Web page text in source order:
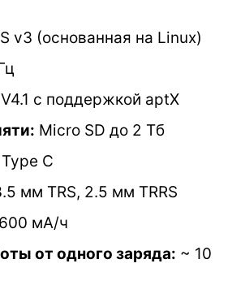
v3 (основанная на Linux)
V4.1 с поддержкой aptX
Micro SD до 2 Тб
C
мм TRS, 2.5 мм TRRS
мА/ч
от одного заряда: ~ 10